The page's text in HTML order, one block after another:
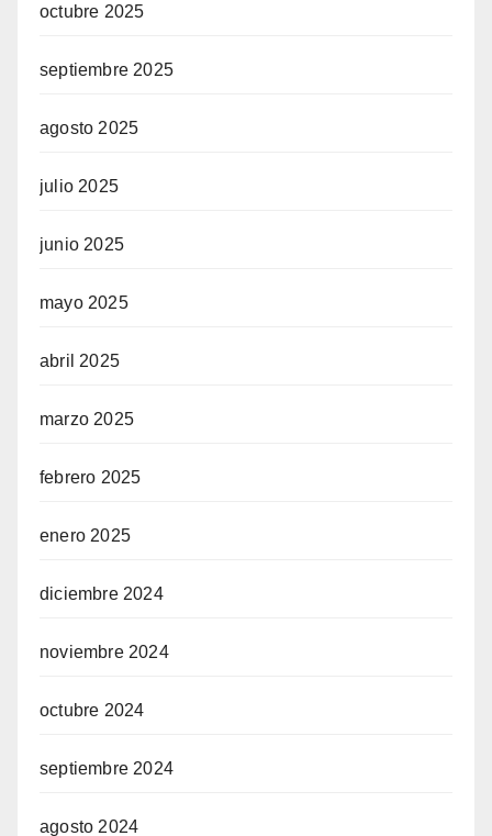
octubre 2025
septiembre 2025
agosto 2025
julio 2025
junio 2025
mayo 2025
abril 2025
marzo 2025
febrero 2025
enero 2025
diciembre 2024
noviembre 2024
octubre 2024
septiembre 2024
agosto 2024